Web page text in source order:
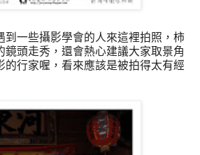
到一些攝影學會的人來這裡拍照，柿
鏡頭走秀，還會熱心建議大家取景角
的行家喔，看來應該是被拍得太有經